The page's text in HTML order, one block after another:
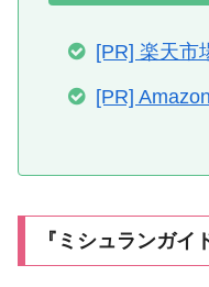
[PR] 楽天市
[PR]
『ミシュランガ